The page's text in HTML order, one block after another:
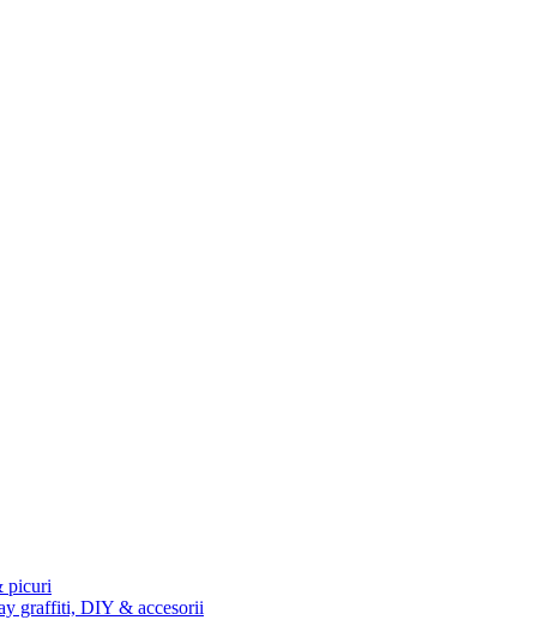
picuri
graffiti, DIY & accesorii